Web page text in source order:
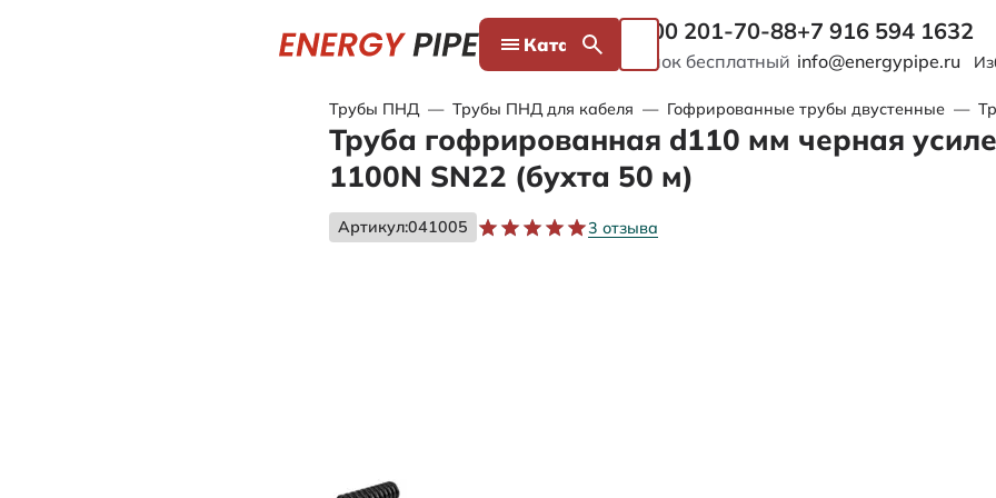
Каталог 8 800 201-70-88
Звонок бесплатный
+7 916 594 1632
info@energypipe.ru
Трубы ПНД — Трубы ПНД для кабеля — Гофрированные трубы двустенные —
Труба гофрированная d110 мм черная
1100N SN22 (бухта 50 м)
Артикул:041005 3 отзыва